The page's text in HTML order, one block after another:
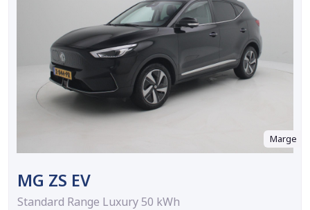
Marge
MG ZS EV
Standard Range Luxury 50 kWh